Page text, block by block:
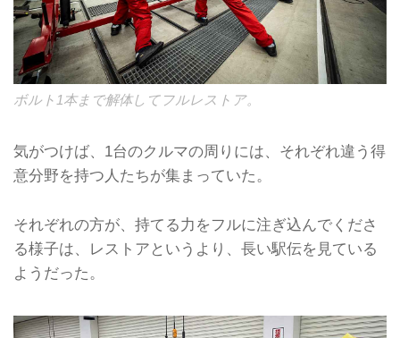
ボルト1本まで解体してフルレストア。
気がつけば、1台のクルマの周りには、それぞれ違う得
意分野を持つ人たちが集まっていた。
それぞれの方が、持てる力をフルに注ぎ込んでくださ
る様子は、レストアというより、長い駅伝を見ている
ようだった。